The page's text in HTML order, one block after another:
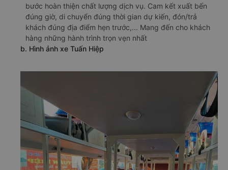
bước hoàn thiện chất lượng dịch vụ. Cam kết xuất bến
đúng giờ, di chuyển đúng thời gian dự kiến, đón/trả
khách đúng địa điểm hẹn trước,... Mang đến cho khách
hàng những hành trình trọn vẹn nhất
b. Hình ảnh xe Tuấn Hiệp